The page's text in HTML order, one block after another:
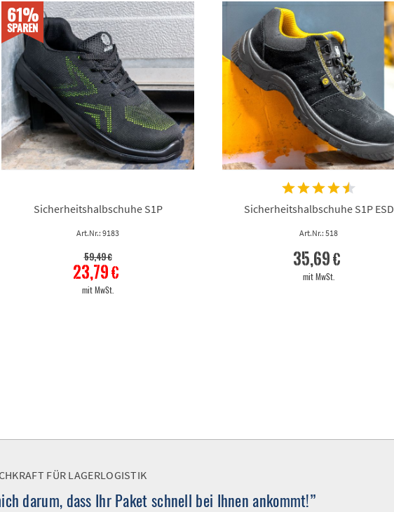
61%
SPAREN
Sicherheitshalbschuhe S1P
Art.Nr.: 9183
59,49 €
23,79 €
mit MwSt.
Sicherheitshalbschuhe S1P ESD
Art.Nr.: 518
35,69 €
mit MwSt.
FÜR LAGERLOGISTIK
darum, dass Ihr Paket schnell bei Ihnen ankommt!”